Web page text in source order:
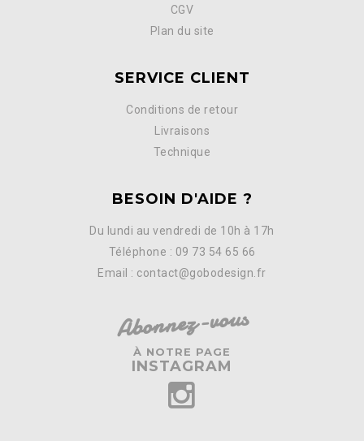
CGV
Plan du site
SERVICE CLIENT
Conditions de retour
Livraisons
Technique
BESOIN D'AIDE ?
Du lundi au vendredi de 10h à 17h
Téléphone : 09 73 54 65 66
Email : contact@gobodesign.fr
Abonnez-vous
À NOTRE PAGE
INSTAGRAM